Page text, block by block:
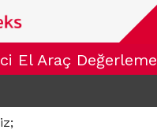
El Araç Değerleme